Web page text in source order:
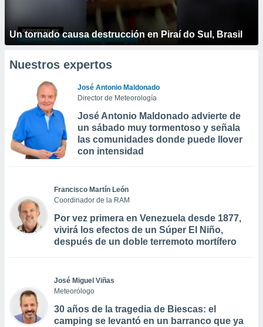
Un tornado causa destrucción en Piraí do Sul, Brasil
Nuestros expertos
José Antonio Maldonado
Director de Meteorología
José Antonio Maldonado advierte de
un sábado muy tormentoso y señala
las comunidades donde puede llover
con intensidad
Francisco Martín León
Coordinador de la RAM
Por vez primera en Venezuela desde 1877,
vivirá los efectos de un Súper El Niño,
después de un doble terremoto mortífero
José Miguel Viñas
Meteorólogo
30 años de la tragedia de Biescas: el
camping se levantó en un barranco que ya